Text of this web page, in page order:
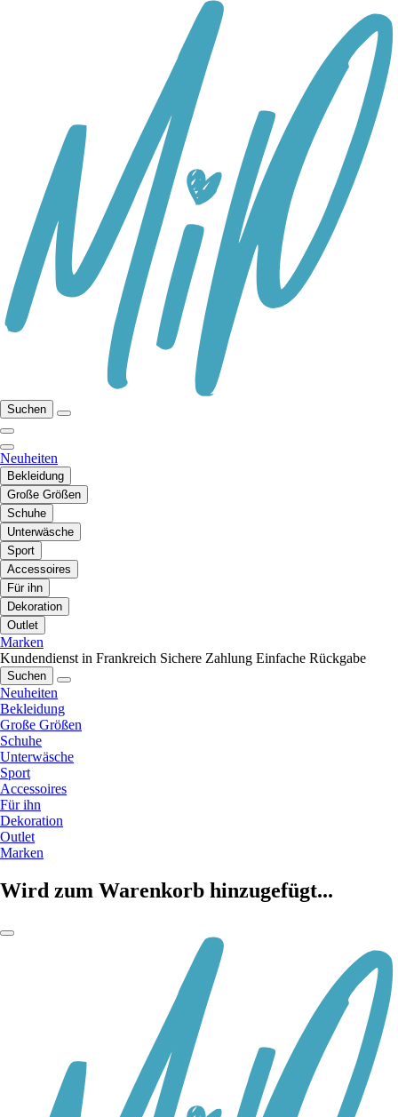
Suchen
Neuheiten
Bekleidung
Große Größen
Schuhe
Unterwäsche
Sport
Accessoires
Für ihn
Dekoration
Outlet
Marken
Kundendienst in Frankreich Sichere Zahlung Einfache Rückgabe
Suchen
Neuheiten
Bekleidung
Große Größen
Schuhe
Unterwäsche
Sport
Accessoires
Für ihn
Dekoration
Outlet
Marken
Wird zum Warenkorb hinzugefügt...